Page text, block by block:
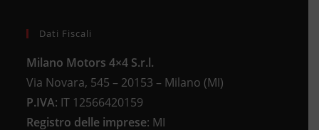
Dati Fiscali
Milano Motors 4×4 S.r.l.
Via Novara, 545 – 20153 – Milano (MI)
P.IVA: IT 12566420159
Registro delle imprese: MI